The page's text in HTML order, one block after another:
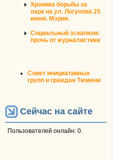
Хроника борьбы за
парк на ул. Логунова 25
июня. Мэрия.
Социальный эскапизм:
прочь от журналистики
Совет инициативных
групп и граждан Тюмени
Сейчас на сайте
Пользователей онлайн: 0.